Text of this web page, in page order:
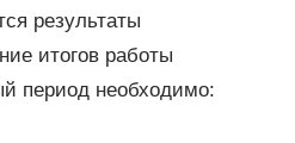
результаты
итогов работы
период необходимо: